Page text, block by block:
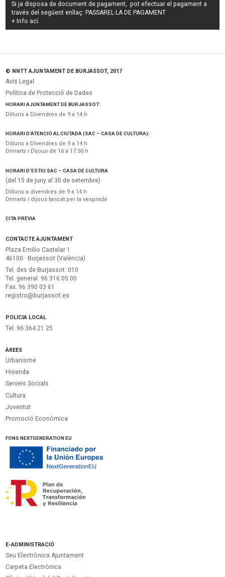
Si ja disposa de document de pagament, pot efectuar el pagament a
través del següent enllaç: PASSAREL·LA DE PAGAMENT
+ Info ací.
© NNTT AJUNTAMENT DE BURJASSOT, 2017
Avís Legal
Política de Protecció de Dades
HORARI AJUNTAMENT DE BURJASSOT:
Dilluns a Divendres de 9 a 14 h
HORARI D’ATENCIÓ AL CIUTADÀ (SAC – CASA DE CULTURA):
Dilluns a Divendres de 9 a 14 h
Dimarts i Dijous de 16 a 17:50 h
HORARI D’ESTIU SAC – CASA DE CULTURA
(del 15 de juny al 30 de setembre)
Dilluns a divendres de 9 a 14 h
Dimarts i dijous tancat per la vesprada
CITA PRÈVIA
CONTACTE AJUNTAMENT
Plaza Emilio Castelar 1
46100 · Burjassot (València)
Tel. des de Burjassot: 010
Tel. general: 96 316 05 00
Fax. 96 390 03 61
registro@burjassot.es
POLICIA LOCAL
Tel. 96 364 21 25
ÀREES
Urbanisme
Hisenda
Serveis Socials
Cultura
Joventut
Promoció Econòmica
FONS NEXTGENERATION EU
E-ADMINISTRACIÓ
Seu Electrònica Ajuntament
Carpeta Electrònica